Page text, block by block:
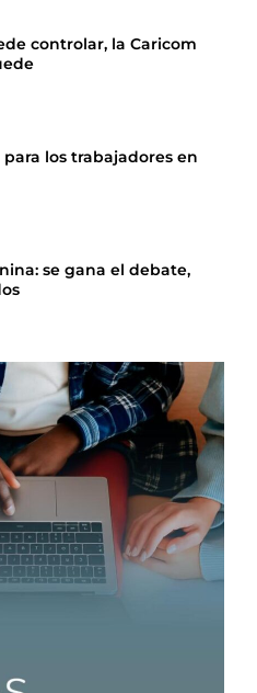
controlar, la Caricom
los trabajadores en
se gana el debate,